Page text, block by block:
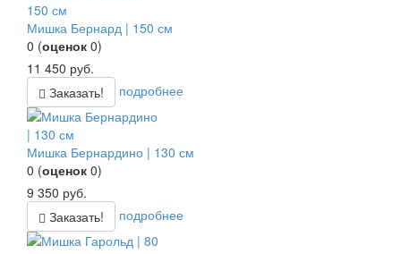
Мишка Бернард | 150 см
0 (оценок 0)
11 450 руб.
Заказать!
подробнее
Мишка Бернардино | 130 см
0 (оценок 0)
9 350 руб.
Заказать!
подробнее